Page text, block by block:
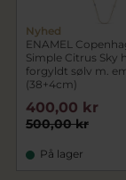
Nyhed
ENAMEL
Simple Citrus Sky
forgyldt sølv m.
(38+4cm)
500,00 kr
400,00 kr
På lager